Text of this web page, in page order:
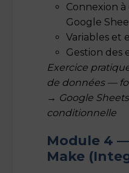
Connexion à
Google
Variables et
Gestion des
Exercice
de données —
→ Google
conditionnelle
Module 4
Make